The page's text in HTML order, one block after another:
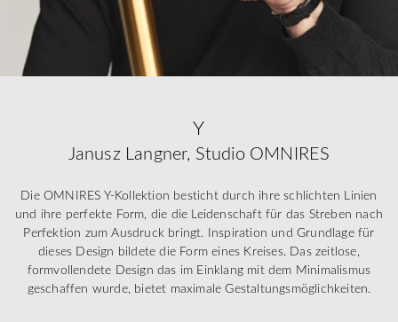
Y
Janusz Langner, Studio OMNIRES
Die OMNIRES Y-Kollektion besticht durch ihre schlichten Linien
und ihre perfekte Form, die die Leidenschaft für das Streben nach
Perfektion zum Ausdruck bringt. Inspiration und Grundlage für
dieses Design bildete die Form eines Kreises. Das zeitlose,
formvollendete Design das im Einklang mit dem Minimalismus
geschaffen wurde, bietet maximale Gestaltungsmöglichkeiten.